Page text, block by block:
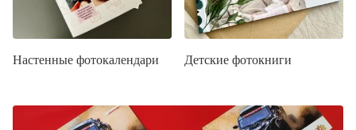
Настенные фотокалендари Детские фотокниги